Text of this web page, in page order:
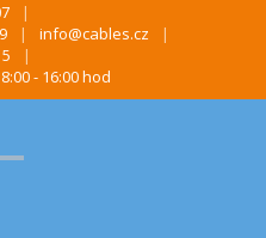
info@cables.cz
- 16:00 hod